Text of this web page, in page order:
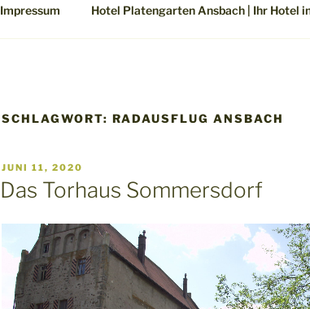
Impressum Hotel Platengarten Ansbach | Ihr Hotel
SCHLAGWORT: RADAUSFLUG ANSBACH
VERÖFFENTLICHT
AM
JUNI 11, 2020
Das Torhaus Sommersdorf